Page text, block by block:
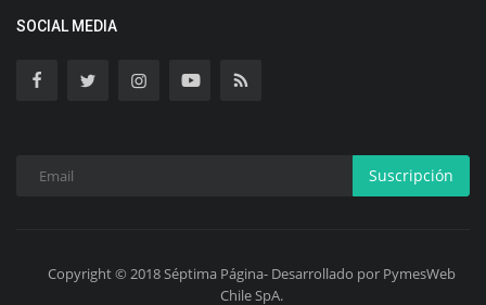
SOCIAL MEDIA
Suscripción
Copyright © 2018 Séptima Página- Desarrollado por PymesWeb
Chile SpA.